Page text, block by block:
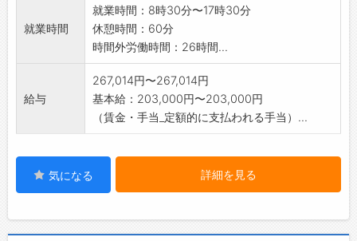
評価制度で、頑張りがしっかり給与に反映され
ます。
※変更の範囲:会社の定める業務
就業時間
就業時間：8時30分〜17時30分
休憩時間：60分
時間外労働時間：26時間...
給与
267,014円〜267,014円
基本給：203,000円〜203,000円
（賃金・手当_定額的に支払われる手当）...
気になる 詳細を見る